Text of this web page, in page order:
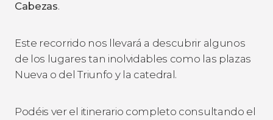
Cabezas.
Este recorrido nos llevará a descubrir algunos
de los lugares tan inolvidables como las plazas
Nueva o del Triunfo y la catedral.
Podéis ver el itinerario completo consultando el